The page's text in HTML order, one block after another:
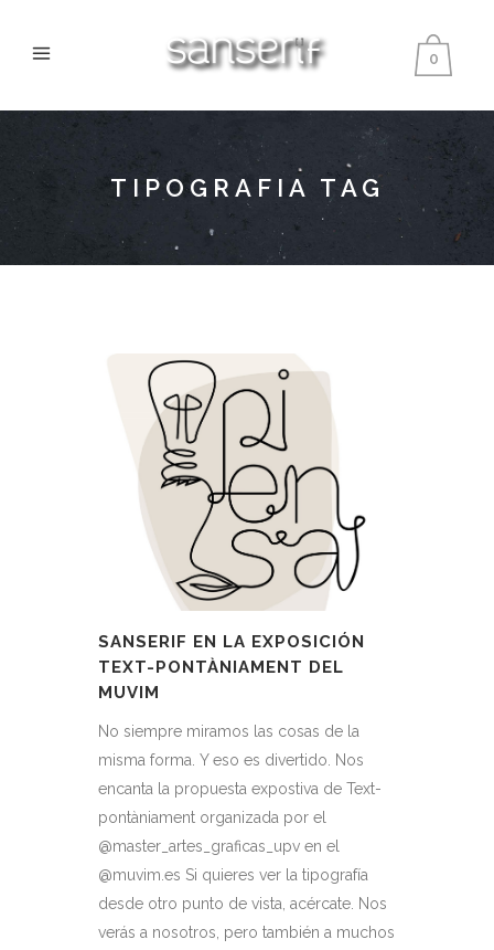
0
TIPOGRAFIA TAG
SANSERIF EN LA EXPOSICIÓN
TEXT-PONTÀNIAMENT DEL
MUVIM
No siempre miramos las cosas de la
misma forma. Y eso es divertido. Nos
encanta la propuesta expostiva de Text-
pontàniament organizada por el
@master_artes_graficas_upv en el
@muvim.es Si quieres ver la tipografía
desde otro punto de vista, acércate. Nos
verás a nosotros, pero también a muchos